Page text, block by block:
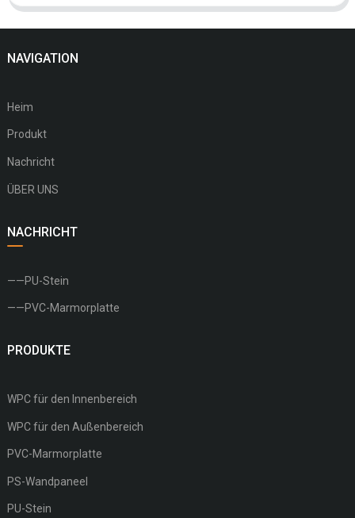
NAVIGATION
Heim
Produkt
Nachricht
ÜBER UNS
NACHRICHT
——PU-Stein
——PVC-Marmorplatte
PRODUKTE
WPC für den Innenbereich
WPC für den Außenbereich
PVC-Marmorplatte
PS-Wandpaneel
PU-Stein